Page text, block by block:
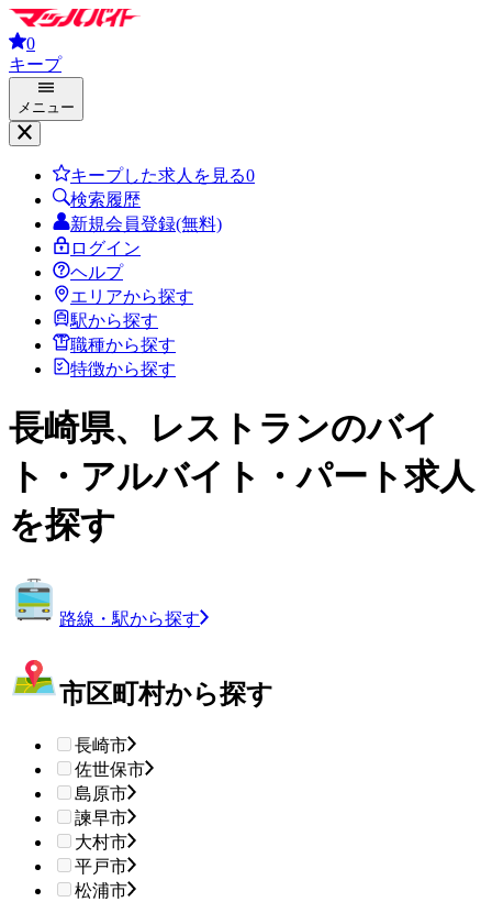
0
キープ
メニュー
キープした求人を見る0
検索履歴
新規会員登録(無料)
ログイン
ヘルプ
エリアから探す
駅から探す
職種から探す
特徴から探す
長崎県、レストランのバイ
ト・アルバイト・パート求人
を探す
路線・駅から探す
市区町村から探す
長崎市
佐世保市
島原市
諫早市
大村市
平戸市
松浦市